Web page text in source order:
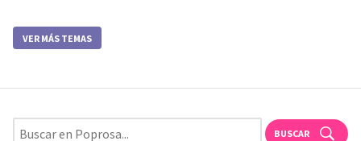
VER MÁS TEMAS
BUSCAR